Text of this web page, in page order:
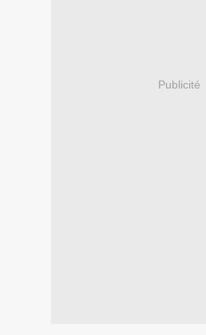
Publicité